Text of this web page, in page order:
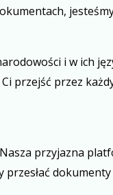
i w ich
przejść przez
przyjazna